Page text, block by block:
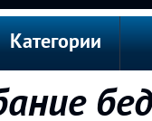
Категории